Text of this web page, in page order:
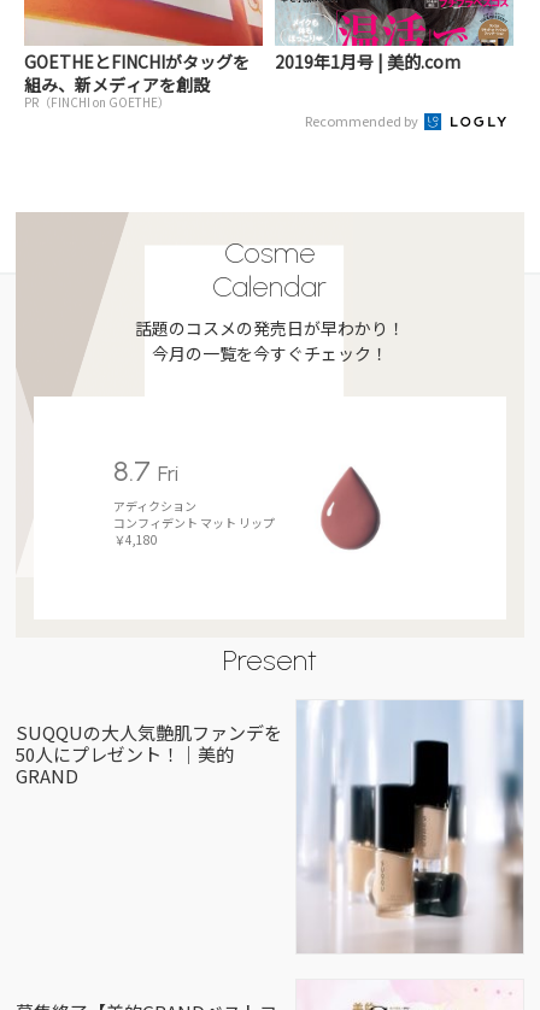
GOETHEとFINCHIがタッグを
組み、新メディアを創設
PR（FINCHI on GOETHE）
2019年1月号 | 美的.com
Recommended by
Cosme
Calendar
話題のコスメの発売日が早わかり！
今月の一覧を今すぐチェック！
8.7Fri
アディクション
コンフィデント マット リップ
￥4,180
Present
SUQQUの大人気艶肌ファンデを
50人にプレゼント！｜美的
GRAND